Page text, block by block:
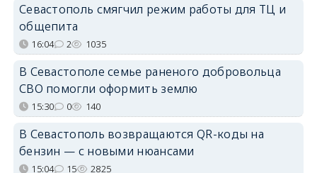
Севастополь смягчил режим работы для ТЦ и
общепита
16:04 2 1035
В Севастополе семье раненого добровольца
СВО помогли оформить землю
15:30 0 140
В Севастополь возвращаются QR-коды на
бензин — с новыми нюансами
15:04 15 2825